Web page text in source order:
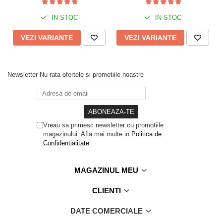
IN STOC
VEZI VARIANTE
IN STOC
VEZI VARIANTE
Newsletter Nu rata ofertele si promotiile noastre
Vreau sa primesc newsletter cu promotiile
magazinului. Afla mai multe in Politica de
Confidentialitate
MAGAZINUL MEU
CLIENTI
DATE COMERCIALE